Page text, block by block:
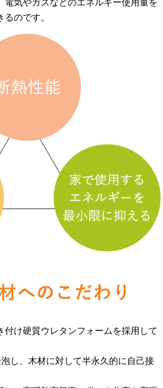
電気やガスなどのエネルギー使用量を
のです。
付け硬質ウレタンフォームを採用して
し、木材に対して半永久的に自己接